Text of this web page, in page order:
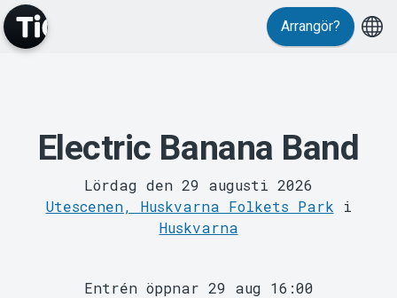
MyTickster
Arrangör?
Electric Banana Band
Lördag den 29 augusti 2026
Utescenen, Huskvarna Folkets Park i
Huskvarna
Entrén öppnar 29 aug 16:00